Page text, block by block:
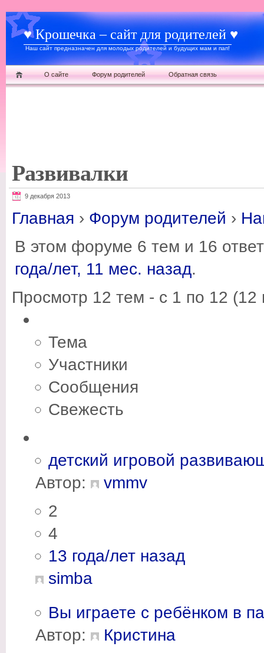
♥ Крошечка – сайт для родителей ♥
Наш сайт предназначен для молодых родителей и будущих мам и пап!
О сайте Форум родителей Обратная связь
Развивалки
9 декабря 2013
Главная › Форум родителей ›
В этом форуме 6 тем и 16
года/лет, 11 мес. назад.
Просмотр 12 тем - с 1 по 12 (12
Тема
Участники
Сообщения
Свежесть
детский игровой
Автор:
vmmv
2
4
13 года/лет назад
simba
Вы играете с ребёнком в
Автор:
Кристина